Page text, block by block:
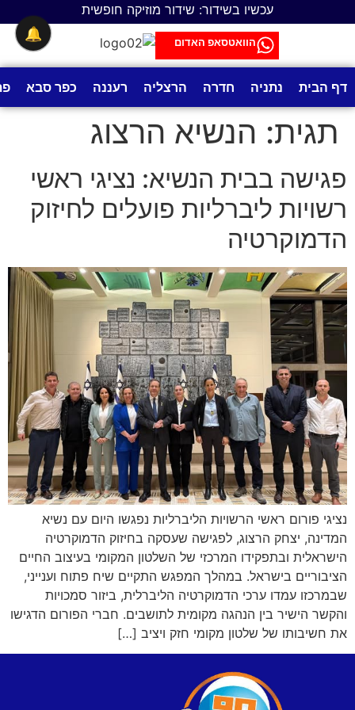
עכשיו בשידור: שידור מוזיקה חופשית
הוואטסאפ האדום
דף הבית נתניה חדרה הרצליה רעננה כפר סבא
תגית: הנשיא הרצוג
פגישה בבית הנשיא: נציגי ראשי
רשויות ליברליות פועלים לחיזוק
הדמוקרטיה
נציגי פורום ראשי הרשויות הליברליות נפגשו היום עם נשיא
המדינה, יצחק הרצוג, לפגישה שעסקה בחיזוק הדמוקרטיה
הישראלית ובתפקידו המרכזי של השלטון המקומי בעיצוב החיים
הציבוריים בישראל. במהלך המפגש התקיים שיח פתוח וענייני,
שבמרכזו עמדו ערכי הדמוקרטיה הליברלית, ביזור סמכויות
והקשר הישיר בין הנהגה מקומית לתושבים. חברי הפורום הדגישו
את חשיבותו של שלטון מקומי חזק ויציב […]
🔔